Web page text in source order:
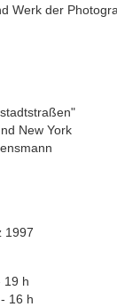
Werk der
New York
1997
19 h
16 h